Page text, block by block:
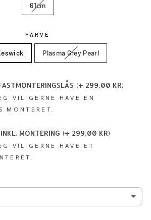
61cm
FARVE
Plasma Grey Pearl
(+ 299,00 KR)
VIL GERNE HAVE EN
MONTERET.
MONTERING (+ 299,00 KR)
VIL GERNE HAVE ET